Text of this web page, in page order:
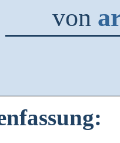
von